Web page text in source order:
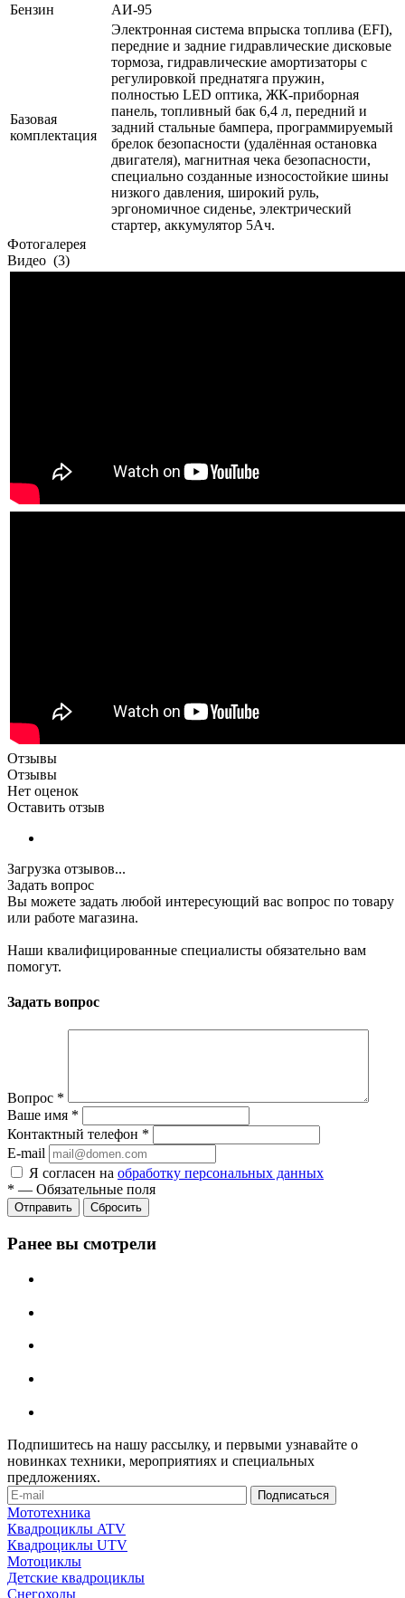
Бензин
АИ-95
Базовая
комплектация
Электронная система впрыска топлива (EFI),
передние и задние гидравлические дисковые
тормоза, гидравлические амортизаторы с
регулировкой преднатяга пружин,
полностью LED оптика, ЖК-приборная
панель, топливный бак 6,4 л, передний и
задний стальные бампера, программируемый
брелок безопасности (удалённая остановка
двигателя), магнитная чека безопасности,
специально созданные износостойкие шины
низкого давления, широкий руль,
эргономичное сиденье, электрический
стартер, аккумулятор 5Ач.
Фотогалерея
Видео (3)
Отзывы
Отзывы
Нет оценок
Оставить отзыв
Загрузка отзывов...
Задать вопрос
Вы можете задать любой интересующий вас вопрос по товару
или работе магазина.
Наши квалифицированные специалисты обязательно вам
помогут.
Задать вопрос
Вопрос *
Ваше имя *
Контактный телефон *
E-mail
Я согласен на обработку персональных данных
* — Обязательные поля
Сбросить
Ранее вы смотрели
Подпишитесь на нашу рассылку, и первыми узнавайте о
новинках техники, мероприятиях и специальных
предложениях.
Мототехника
Квадроциклы ATV
Квадроциклы UTV
Мотоциклы
Детские квадроциклы
Снегоходы